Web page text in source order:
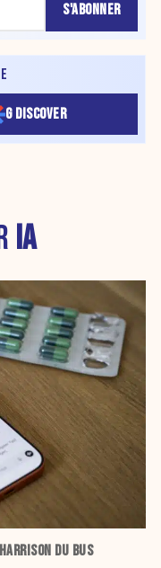
S'ABONNER
G DISCOVER
IA
DU BUS